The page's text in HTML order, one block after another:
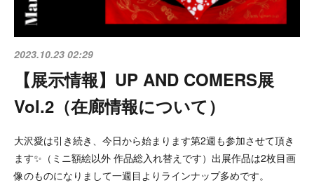
2023.10.23 02:29
【展示情報】UP AND COMERS展
Vol.2（在廊情報について）
大沢愛は引き続き、今日から始まります第2週も参加させて頂き
ます✨（ミニ額絵以外 作品総入れ替えです）出展作品は2枚目画
像のものになりまして一週目よりラインナップ多めです。